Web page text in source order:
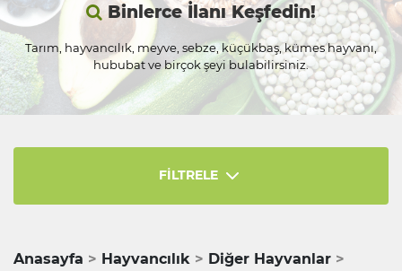
Binlerce İlanı Keşfedin!
Tarım, hayvancılık, meyve, sebze, küçükbaş, kümes hayvanı,
hububat ve birçok şeyi bulabilirsiniz.
FİLTRELE
Anasayfa Hayvancılık
Diğer Hayvanlar